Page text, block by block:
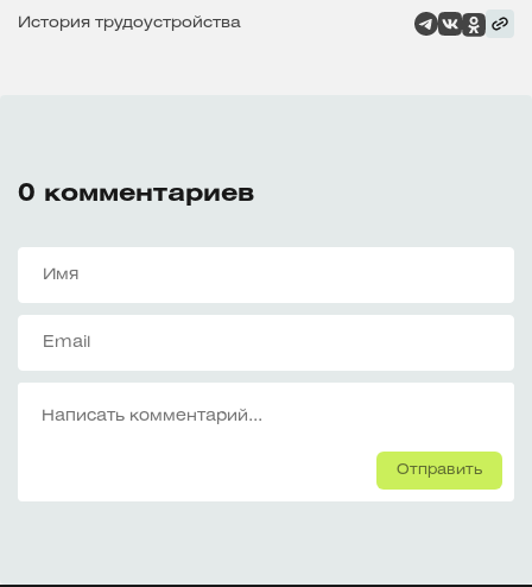
История трудоустройства
0 комментариев
Отправить